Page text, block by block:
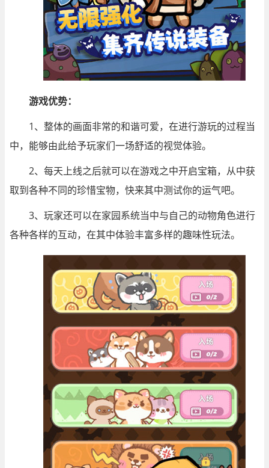
游戏优势：
1、整体的画面非常的和谐可爱，在进行游玩的过程当
中，能够由此给予玩家们一场舒适的视觉体验。
2、每天上线之后就可以在游戏之中开启宝箱，从中获
取到各种不同的珍惜宝物，快来其中测试你的运气吧。
3、玩家还可以在家园系统当中与自己的动物角色进行
各种各样的互动，在其中体验丰富多样的趣味性玩法。